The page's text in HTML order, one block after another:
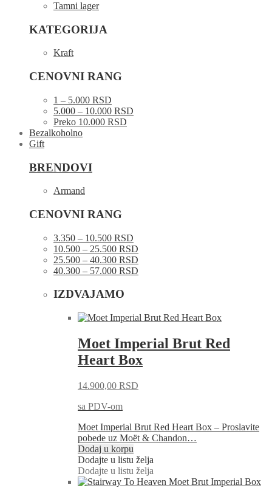
Tamni lager
KATEGORIJA
Kraft
CENOVNI RANG
1 – 5.000 RSD
5.000 – 10.000 RSD
Preko 10.000 RSD
Bezalkoholno
Gift
BRENDOVI
Armand
CENOVNI RANG
3.350 – 10.500 RSD
10.500 – 25.500 RSD
25.500 – 40.300 RSD
40.300 – 57.000 RSD
IZDVAJAMO
Moet Imperial Brut Red
Heart Box
14.900,00 RSD
sa PDV-om
Moet Imperial Brut Red Heart Box – Proslavite
pobede uz Moët & Chandon…
Dodaj u korpu
Dodajte u listu želja
Dodajte u listu želja